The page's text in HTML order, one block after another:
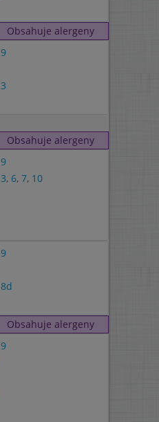
Obsahuje alergeny
9
3
Obsahuje alergeny
9
3, 6, 7, 10
9
8d
Obsahuje alergeny
9